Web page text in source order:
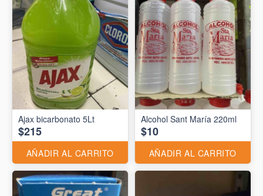
Ajax bicarbonato 5Lt
$215
AÑADIR AL CARRITO
Alcohol Sant María 220ml
$10
AÑADIR AL CARRITO